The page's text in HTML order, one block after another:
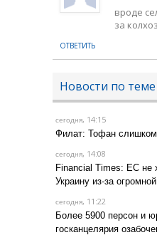
вроде
за
ОТВЕТИТЬ
Новости по теме
сегодня, 14:15
Филат: Тофан слишком
сегодня, 14:08
Financial Times: ЕС не
Украину из-за
сегодня, 11:22
Более 5900 персон и
госканцелярия